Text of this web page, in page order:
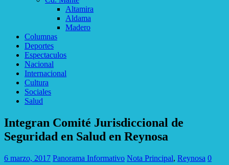
Altamira
Aldama
Madero
Columnas
Deportes
Espectaculos
Nacional
Internacional
Cultura
Sociales
Salud
Integran Comité Jurisdiccional de
Seguridad en Salud en Reynosa
6 marzo, 2017 Panorama Informativo Nota Principal, Reynosa 0